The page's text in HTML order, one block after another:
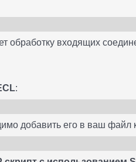
обработку входящих
:
добавить его в ваш файл